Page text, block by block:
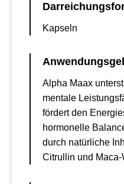
Kapseln
Alpha Maax
mentale
fördert den
hormonelle
durch natürliche
Citrullin und Maca-